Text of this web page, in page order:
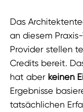
Das
an diesem
Provider stellen
Credits bereit.
hat aber keinen
Ergebnisse
tatsächlichen